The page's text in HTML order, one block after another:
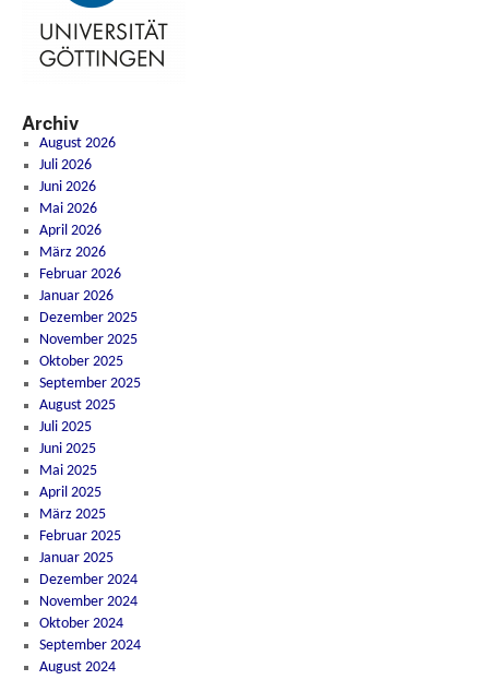
Archiv
August 2026
Juli 2026
Juni 2026
Mai 2026
April 2026
März 2026
Februar 2026
Januar 2026
Dezember 2025
November 2025
Oktober 2025
September 2025
August 2025
Juli 2025
Juni 2025
Mai 2025
April 2025
März 2025
Februar 2025
Januar 2025
Dezember 2024
November 2024
Oktober 2024
September 2024
August 2024